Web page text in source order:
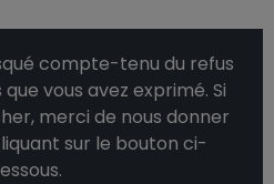
compte-tenu du refus
vous avez exprimé. Si
merci de nous donner
sur le bouton ci-